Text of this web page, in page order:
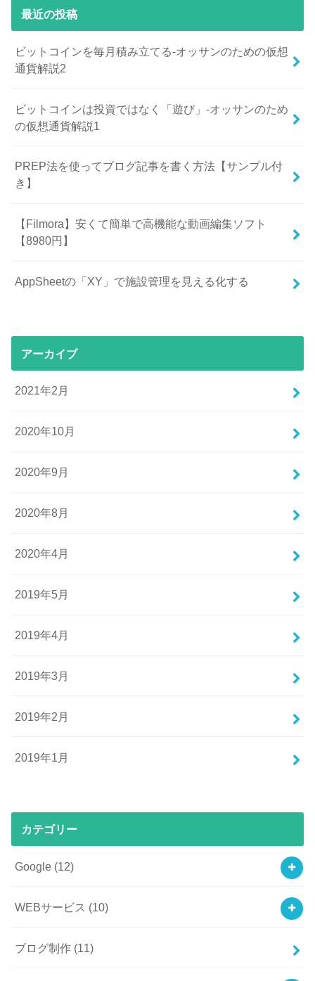
最近の投稿
ビットコインを毎月積み立てる-オッサンのための仮想
通貨解説2
ビットコインは投資ではなく「遊び」-オッサンのため
の仮想通貨解説1
PREP法を使ってブログ記事を書く方法【サンプル付
き】
【Filmora】安くて簡単で高機能な動画編集ソフト
【8980円】
AppSheetの「XY」で施設管理を見える化する
アーカイブ
2021年2月
2020年10月
2020年9月
2020年8月
2020年4月
2019年5月
2019年4月
2019年3月
2019年2月
2019年1月
カテゴリー
Google (12)
WEBサービス (10)
ブログ制作 (11)